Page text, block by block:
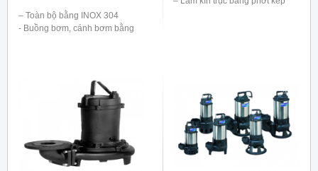
– Toàn bộ bằng INOX 304
- Buồng bơm, cánh bơm bằng
– Công suất: từ 0.75kW đến
– Công suất: từ 2.2kW đến 22kW
– Tốc độ: 1500 vòng/phút
– Lưu lượng : Max. 330m3/h